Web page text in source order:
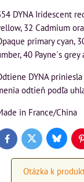
DYNA Iridescent
32 Cadmium
primary cyan,
40 Payne´s
DYNA
odtieň podľa
in France/China
FacebookTwitter Bluesky
Otázka k